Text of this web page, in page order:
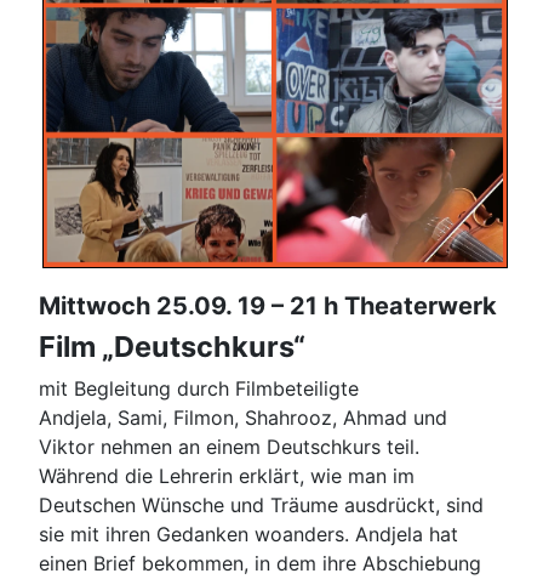
Mittwoch 25.09. 19 – 21 h Theaterwerk
Film „Deutschkurs“
mit Begleitung durch Filmbeteiligte
Andjela, Sami, Filmon, Shahrooz, Ahmad und
Viktor nehmen an einem Deutschkurs teil.
Während die Lehrerin erklärt, wie man im
Deutschen Wünsche und Träume ausdrückt, sind
sie mit ihren Gedanken woanders. Andjela hat
einen Brief bekommen, in dem ihre Abschiebung